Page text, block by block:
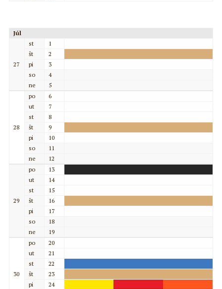
Júl
27
st
1
št
2
pi
3
so
4
ne
5
28
po
6
ut
7
st
8
št
9
pi
10
so
11
ne
12
29
po
13
ut
14
st
15
št
16
pi
17
so
18
ne
19
30
po
20
ut
21
st
22
št
23
pi
24